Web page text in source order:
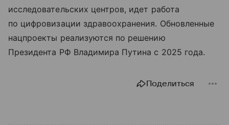
исследовательских центров, идет работа
по цифровизации здравоохранения. Обновленные
нацпроекты реализуются по решению
Президента РФ Владимира Путина с 2025 года.
Поделиться